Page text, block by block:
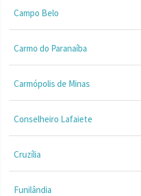
Campo Belo
Carmo do Paranaíba
Carmópolis de Minas
Conselheiro Lafaiete
Cruzília
Funilândia